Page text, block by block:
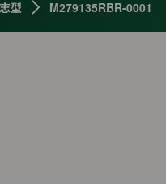
型 M279135RBR-0001